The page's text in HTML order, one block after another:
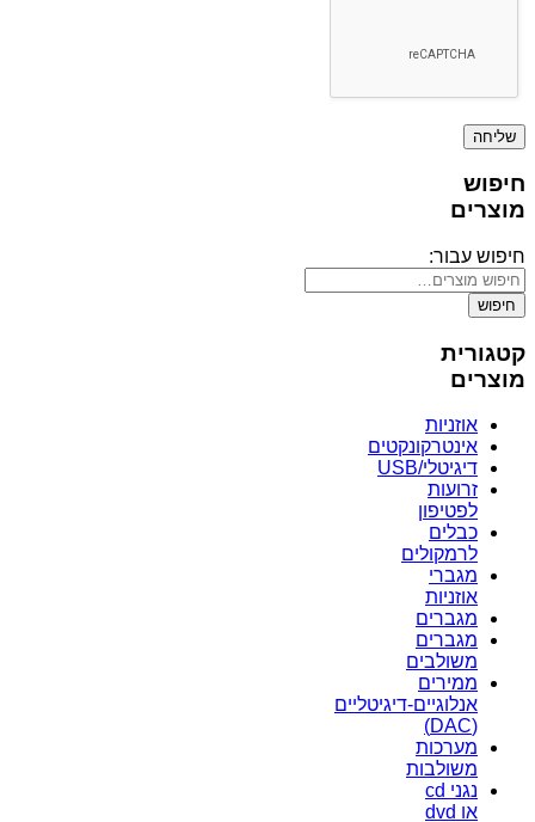
חיפוש
מוצרים
חיפוש עבור:
חיפוש
קטגורית
מוצרים
אוזניות
אינטרקונקטים
דיגיטלי/USB
זרועות
לפטיפון
כבלים
לרמקולים
מגברי
אוזניות
מגברים
מגברים
משולבים
ממירים
אנלוגיים-דיגיטליים
(DAC)
מערכות
משולבות
נגני cd
או dvd